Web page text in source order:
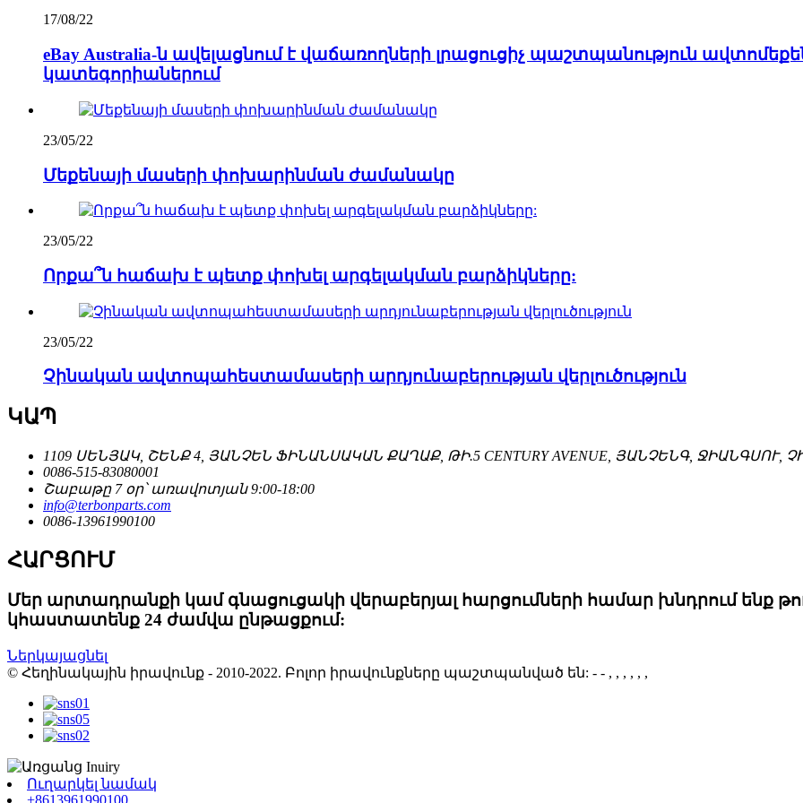
17/08/22
eBay Australia-ն ավելացնում է վաճառողների լրացուցիչ պաշտպանություն
կատեգորիաներում
23/05/22
Մեքենայի մասերի փոխարինման ժամանակը
23/05/22
Որքա՞ն հաճախ է պետք փոխել արգելակման բարձիկները:
23/05/22
Չինական ավտոպահեստամասերի արդյունաբերության վերլուծություն
ԿԱՊ
1109 ՍԵՆՅԱԿ, ՇԵՆՔ 4, ՅԱՆՉԵՆ ՖԻՆԱՆՍԱԿԱՆ ՔԱՂԱՔ, ԹԻ.5 CENTURY AVENUE, ՅԱՆՉԵՆԳ, ՋԻԱՆԳՍՈՒ,
0086-515-83080001
Շաբաթը 7 օր՝ առավոտյան 9:00-18:00
info@terbonparts.com
0086-13961990100
ՀԱՐՑՈՒՄ
Մեր արտադրանքի կամ գնացուցակի վերաբերյալ հարցումների համար խնդրում ենք
կհաստատենք 24 ժամվա ընթացքում:
Ներկայացնել
© Հեղինակային իրավունք - 2010-2022. Բոլոր իրավունքները պաշտպանված են: - - , , , , , ,
Ուղարկել նամակ
+8613961990100